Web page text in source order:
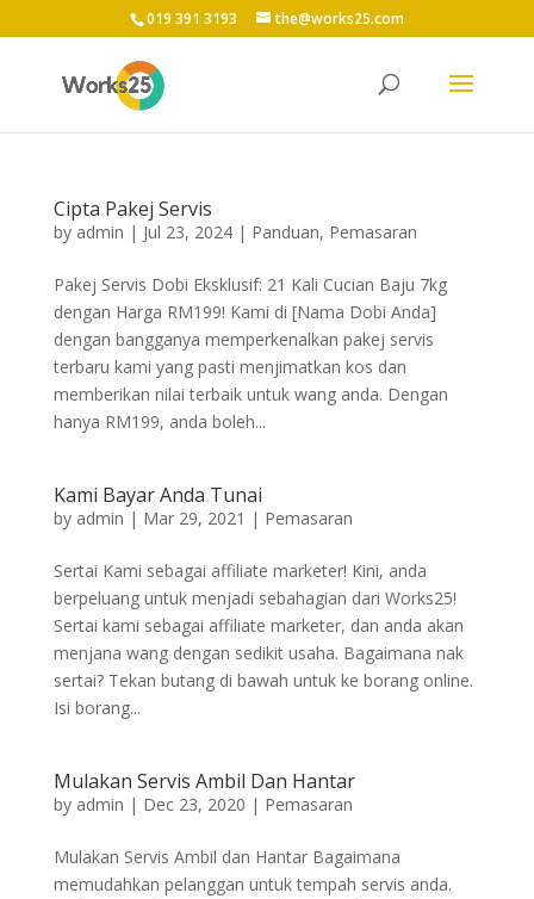
019 391 3193 the@works25.com
Cipta Pakej Servis
by admin | Jul 23, 2024| Panduan, Pemasaran
Pakej Servis Dobi Eksklusif: 21 Kali Cucian Baju 7kg
dengan Harga RM199! Kami di [Nama Dobi Anda]
dengan bangganya memperkenalkan pakej servis
terbaru kami yang pasti menjimatkan kos dan
memberikan nilai terbaik untuk wang anda. Dengan
hanya RM199, anda boleh...
Kami Bayar Anda Tunai
by admin | Mar 29, 2021 | Pemasaran
Sertai Kami sebagai affiliate marketer! Kini, anda
berpeluang untuk menjadi sebahagian dari Works25!
Sertai kami sebagai affiliate marketer, dan anda akan
menjana wang dengan sedikit usaha. Bagaimana nak
sertai? Tekan butang di bawah untuk ke borang online.
Isi borang...
Mulakan Servis Ambil Dan Hantar
by admin | Dec 23, 2020 | Pemasaran
Mulakan Servis Ambil dan Hantar Bagaimana
memudahkan pelanggan untuk tempah servis anda.